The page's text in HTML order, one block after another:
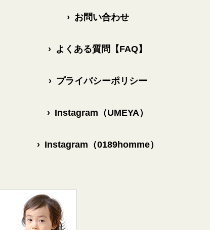
›お問い合わせ
› よくある質問【FAQ】
›プライバシーポリシー
› Instagram（UMEYA）
›Instagram（0189homme）